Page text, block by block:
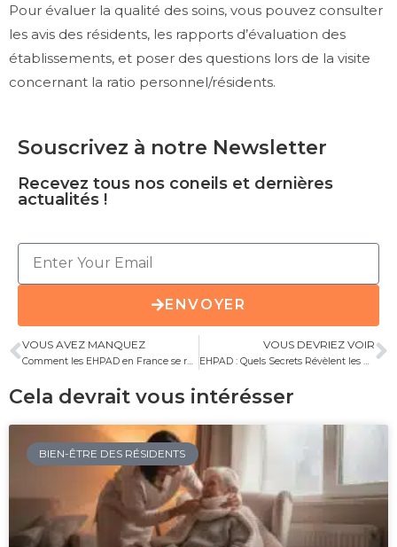
Pour évaluer la qualité des soins, vous pouvez consulter
les avis des résidents, les rapports d’évaluation des
établissements, et poser des questions lors de la visite
concernant la ratio personnel/résidents.
Souscrivez à notre Newsletter
Recevez tous nos coneils et dernières
actualités !
ENVOYER
VOUS AVEZ MANQUEZ
Comment les EHPAD en France se réinventent-ils face aux nouvelles tendances et évolutions ?
VOUS DEVRIEZ VOIR
EHPAD : Quels Secrets Révèlent les Maisons de Retraite sur Notre Vieillissement ?
Cela devrait vous intérésser
BIEN-ÊTRE DES RÉSIDENTS